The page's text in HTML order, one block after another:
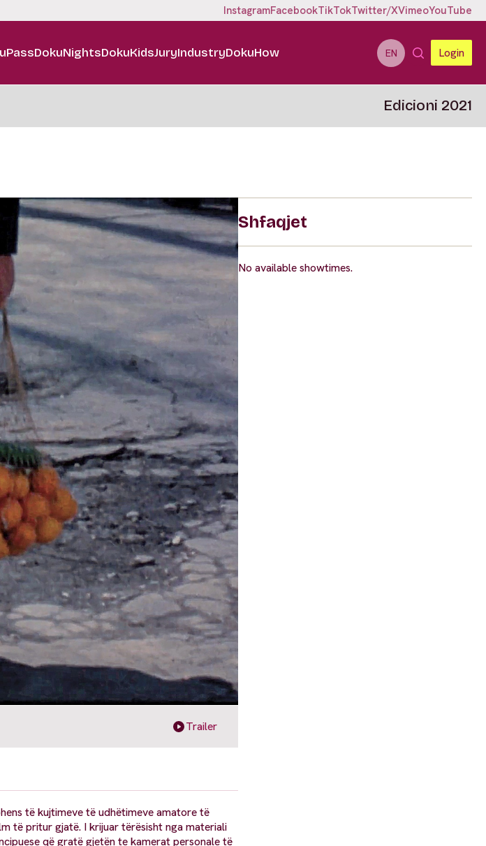
InstagramFacebookTikTokTwitter/XVimeoYouTube
DokuNightsDokuKidsJuryIndustryDokuHow EN Login
Edicioni 2021
Trailer
të kujtimeve të udhëtimeve amatore të
të pritur gjatë. I krijuar tërësisht nga materiali
që gratë gjetën te kamerat personale të
Shfaqjet
No available showtimes.